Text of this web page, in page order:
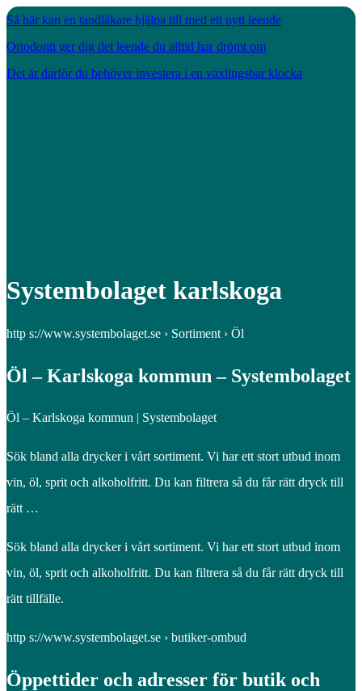
Så här kan en tandläkare hjälpa till med ett nytt leende
Ortodonti ger dig det leende du alltid har drömt om
Det är därför du behöver investera i en växlingsbar klocka
Systembolaget karlskoga
http s://www.systembolaget.se › Sortiment › Öl
Öl – Karlskoga kommun – Systembolaget
Öl – Karlskoga kommun | Systembolaget
Sök bland alla drycker i vårt sortiment. Vi har ett stort utbud inom
vin, öl, sprit och alkoholfritt. Du kan filtrera så du får rätt dryck till
rätt …
Sök bland alla drycker i vårt sortiment. Vi har ett stort utbud inom
vin, öl, sprit och alkoholfritt. Du kan filtrera så du får rätt dryck till
rätt tillfälle.
http s://www.systembolaget.se › butiker-ombud
Öppettider och adresser för butik och